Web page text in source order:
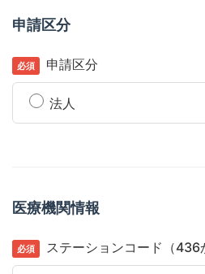
申請区分
申請区分
法人
医療機関情報
ステーションコード（436